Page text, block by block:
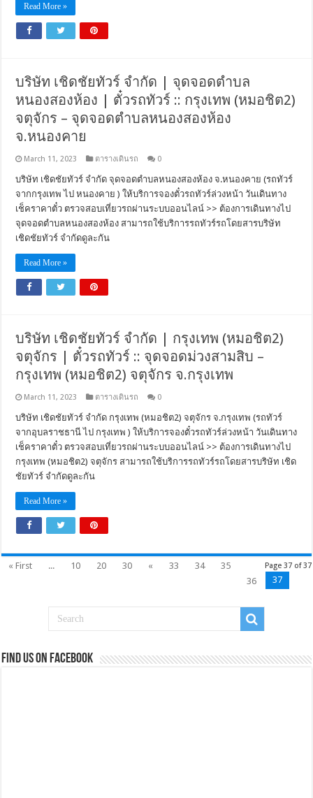
Read More »
บริษัท เชิดชัยทัวร์ จำกัด | จุดจอดตำบล
หนองสองห้อง | ตั๋วรถทัวร์ :: กรุงเทพ (หมอชิต2)
จตุจักร – จุดจอดตำบลหนองสองห้อง
จ.หนองคาย
March 11, 2023 ตารางเดินรถ 0
บริษัท เชิดชัยทัวร์ จำกัด จุดจอดตำบลหนองสองห้อง จ.หนองคาย (รถทัวร์
จากกรุงเทพ ไป หนองคาย ) ให้บริการจองตั๋วรถทัวร์ล่วงหน้า วันเดินทาง
เช็คราคาตั๋ว ตรวจสอบเที่ยวรถผ่านระบบออนไลน์ >> ต้องการเดินทางไป
จุดจอดตำบลหนองสองห้อง สามารถใช้บริการรถทัวร์รถโดยสารบริษัท
เชิดชัยทัวร์ จำกัดดูละกัน
Read More »
บริษัท เชิดชัยทัวร์ จำกัด | กรุงเทพ (หมอชิต2)
จตุจักร | ตั๋วรถทัวร์ :: จุดจอดม่วงสามสิบ –
กรุงเทพ (หมอชิต2) จตุจักร จ.กรุงเทพ
March 11, 2023 ตารางเดินรถ 0
บริษัท เชิดชัยทัวร์ จำกัด กรุงเทพ (หมอชิต2) จตุจักร จ.กรุงเทพ (รถทัวร์
จากอุบลราชธานี ไป กรุงเทพ ) ให้บริการจองตั๋วรถทัวร์ล่วงหน้า วันเดินทาง
เช็คราคาตั๋ว ตรวจสอบเที่ยวรถผ่านระบบออนไลน์ >> ต้องการเดินทางไป
กรุงเทพ (หมอชิต2) จตุจักร สามารถใช้บริการรถทัวร์รถโดยสารบริษัท เชิด
ชัยทัวร์ จำกัดดูละกัน
Read More »
Page 37 of 37
« First ... 10 20 30 « 33 34
35
36
37
Find us on Facebook